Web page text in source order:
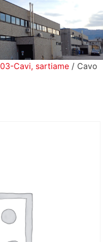
03-Cavi, sartiame / Cavo